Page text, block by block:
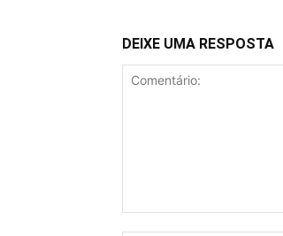
DEIXE UMA RESPOSTA